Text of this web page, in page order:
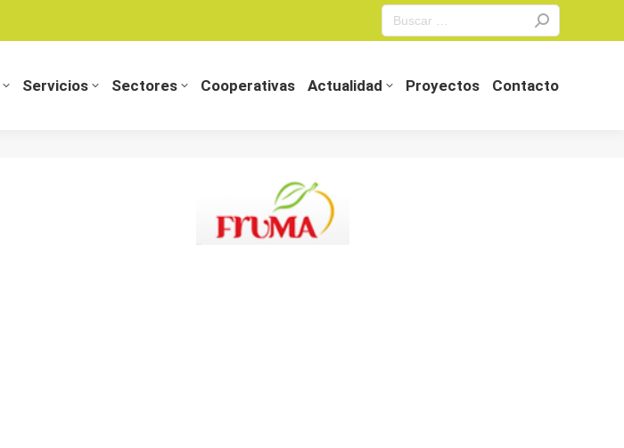
Search:
Servicios Sectores Cooperativas Actualidad Proyectos Contacto
Actualidad Proyectos Contacto